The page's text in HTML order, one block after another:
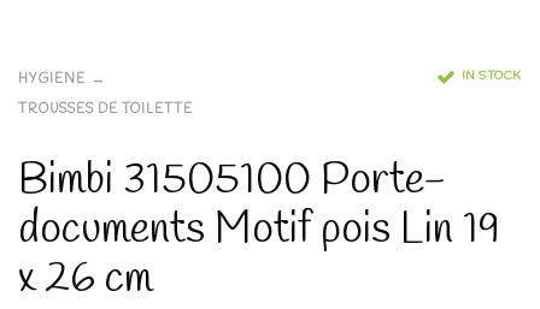
HYGIENE
TROUSSES DE TOILETTE
IN STOCK
Bimbi 31505100 Porte-
documents Motif pois Lin 19
x 26 cm